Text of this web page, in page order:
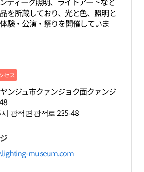
を所蔵しており、光と色、照明と
験・公演・祭りを開催していま
セス
ンジュ市クァンジョク面クァンジ
광적면 광적로 235-48
museum.com